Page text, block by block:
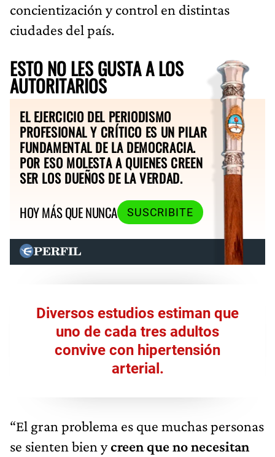
concientización y control en distintas
ciudades del país.
ESTO NO LES GUSTA A LOS
AUTORITARIOS
EL EJERCICIO DEL PERIODISMO
PROFESIONAL Y CRÍTICO ES UN PILAR
FUNDAMENTAL DE LA DEMOCRACIA.
POR ESO MOLESTA A QUIENES CREEN
SER LOS DUEÑOS DE LA VERDAD.
HOY MÁS QUE NUNCA
SUSCRIBITE
Diversos estudios estiman que
uno de cada tres adultos
convive con hipertensión
arterial.
“El gran problema es que muchas personas
se sienten bien ycreen que no necesitan